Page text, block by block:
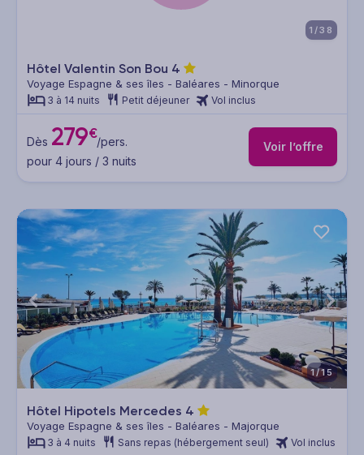
1/38
Hôtel Valentin Son Bou 4
Voyage Espagne & ses îles - Baléares - Minorque
3 à 14 nuits Petit déjeuner Vol inclus
Dès 279€/pers.
pour 4 jours / 3 nuits
Voir l’offre
1/15
Hôtel Hipotels Mercedes 4
Voyage Espagne & ses îles - Baléares - Majorque
3 à 4 nuits Sans repas (hébergement seul) Vol inclus